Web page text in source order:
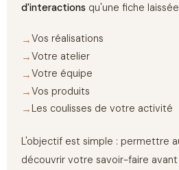
d'interactions qu'une fiche
Vos réalisations
Votre atelier
Votre équipe
Vos produits
Les coulisses de votre activité
L'objectif est simple : permettre
découvrir votre savoir-faire